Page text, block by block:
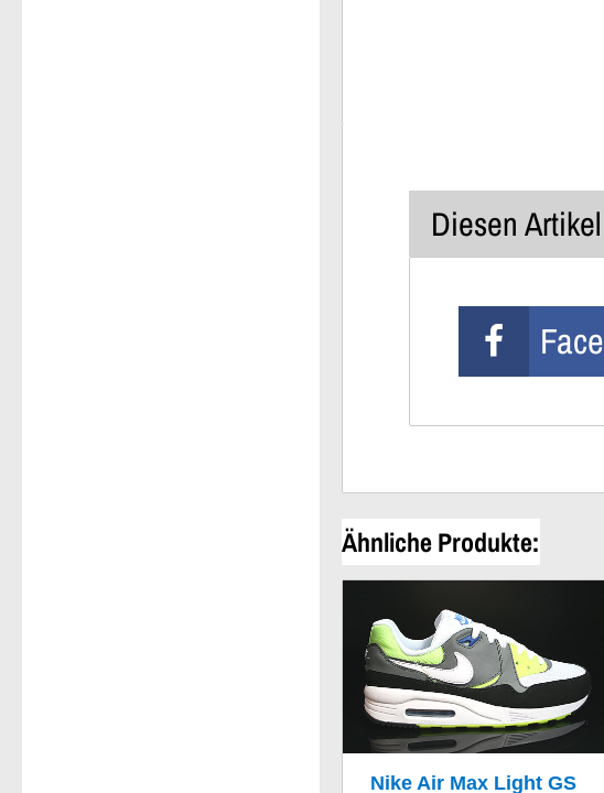
Diesen
Ähnliche Produkte:
Nike Air Max Light GS